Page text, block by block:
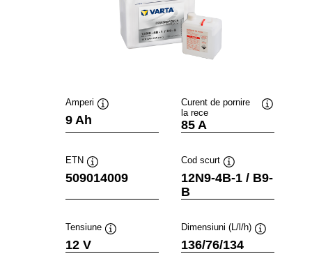
Amperi
9 Ah
Curent de pornire
la rece
85 A
ETN
Tooltip
509014009
Cod scurt
Tooltip
12N9-4B-1 / B9-
B
Tensiune
12 V
Dimensiuni (L/l/h)
136/76/134